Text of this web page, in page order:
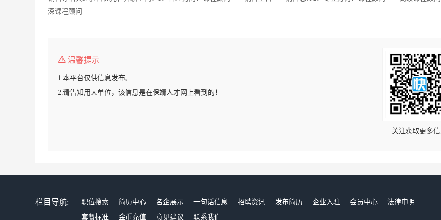
深课程顾问
温馨提示
1.本平台仅供信息发布。
2.请告知用人单位，该信息是在保靖人才网上看到的！
关注获取更多
栏目导航: 职位搜索 简历中心 名企展示 一句话信息 招聘资讯 发布简历 企业入驻 会员中心
法律申明
套餐标准
金币充值 意见建议 联系我们